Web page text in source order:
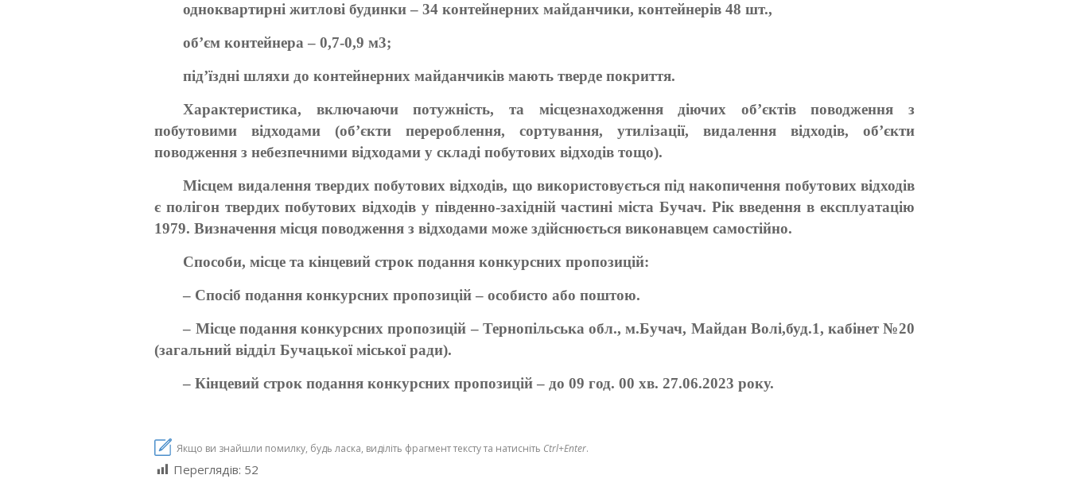
одноквартирні житлові будинки – 34 контейнерних майданчики, контейнерів 48 шт.,
об’єм контейнера – 0,7-0,9 м3;
під’їздні шляхи до контейнерних майданчиків мають тверде покриття.
Характеристика, включаючи потужність, та місцезнаходження діючих об’єктів поводження з
побутовими відходами (об’єкти перероблення, сортування, утилізації, видалення відходів, об’єкти
поводження з небезпечними відходами у складі побутових відходів тощо).
Місцем видалення твердих побутових відходів, що використовується під накопичення побутових відходів
є полігон твердих побутових відходів у південно-західній частині міста Бучач. Рік введення в експлуатацію
1979. Визначення місця поводження з відходами може здійснюється виконавцем самостійно.
Способи, місце та кінцевий строк подання конкурсних пропозицій:
– Спосіб подання конкурсних пропозицій – особисто або поштою.
– Місце подання конкурсних пропозицій – Тернопільська обл., м.Бучач, Майдан Волі,буд.1, кабінет №20
(загальний відділ Бучацької міської ради).
– Кінцевий строк подання конкурсних пропозицій – до 09 год. 00 хв. 27.06.2023 року.
Якщо ви знайшли помилку, будь ласка, виділіть фрагмент тексту та натисніть Ctrl+Enter.
Переглядів: 52